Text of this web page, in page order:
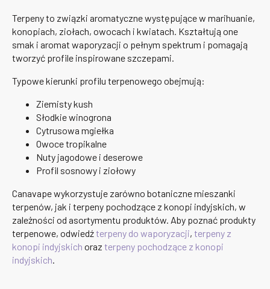
Terpeny to związki aromatyczne występujące w marihuanie,
konopiach, ziołach, owocach i kwiatach. Kształtują one
smak i aromat waporyzacji o pełnym spektrum i pomagają
tworzyć profile inspirowane szczepami.
Typowe kierunki profilu terpenowego obejmują:
Ziemisty kush
Słodkie winogrona
Cytrusowa mgiełka
Owoce tropikalne
Nuty jagodowe i deserowe
Profil sosnowy i ziołowy
Canavape wykorzystuje zarówno botaniczne mieszanki
terpenów, jak i terpeny pochodzące z konopi indyjskich, w
zależności od asortymentu produktów. Aby poznać produkty
terpenowe, odwiedźterpeny do waporyzacji, terpeny z
konopi indyjskich oraz terpeny pochodzące z konopi
indyjskich.